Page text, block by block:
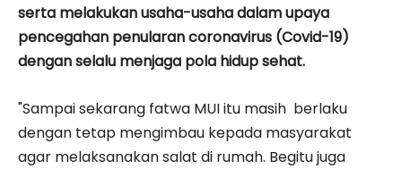
serta melakukan usaha-usaha dalam upaya
pencegahan penularan coronavirus (Covid-19)
dengan selalu menjaga pola hidup sehat.
"Sampai sekarang fatwa MUI itu masih berlaku
dengan tetap mengimbau kepada masyarakat
agar melaksanakan salat di rumah. Begitu juga